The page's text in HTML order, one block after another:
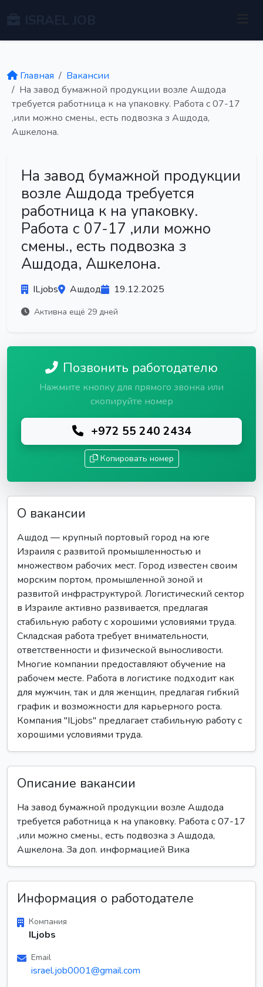
Главная
Вакансии
На завод бумажной продукции возле Ашдода
требуется работница к на упаковку. Работа с 07-17
,или можно смены., есть подвозка з Ашдода,
Ашкелона.
На завод бумажной продукции
возле Ашдода требуется
работница к на упаковку.
Работа с 07-17 ,или можно
смены., есть подвозка з
Ашдода, Ашкелона.
ILjobs Ашдод 19.12.2025
Активна ещё 29 дней
Позвонить работодателю
Нажмите кнопку для прямого звонка или
скопируйте номер
+972 55 240 2434
Копировать номер
О вакансии
Ашдод — крупный портовый город на юге
Израиля с развитой промышленностью и
множеством рабочих мест. Город известен своим
морским портом, промышленной зоной и
развитой инфраструктурой. Логистический сектор
в Израиле активно развивается, предлагая
стабильную работу с хорошими условиями труда.
Складская работа требует внимательности,
ответственности и физической выносливости.
Многие компании предоставляют обучение на
рабочем месте. Работа в логистике подходит как
для мужчин, так и для женщин, предлагая гибкий
график и возможности для карьерного роста.
Компания "ILjobs" предлагает стабильную работу с
хорошими условиями труда.
Описание вакансии
На завод бумажной продукции возле Ашдода
требуется работница к на упаковку. Работа с 07-17
,или можно смены., есть подвозка з Ашдода,
Ашкелона. За доп. информацией Вика
Информация о работодателе
Компания
ILjobs
Email
israel.job0001@gmail.com